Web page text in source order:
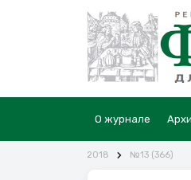
О журнале
2018 №13 (366)